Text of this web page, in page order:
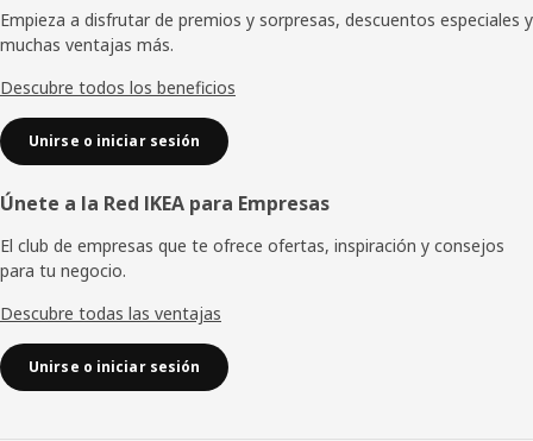
de
página
Empieza a disfrutar de premios y sorpresas, descuentos especiales y
muchas ventajas más.
Descubre todos los beneficios
Unirse o iniciar sesión
Únete a la Red IKEA para Empresas
El club de empresas que te ofrece ofertas, inspiración y consejos
para tu negocio.
Descubre todas las ventajas
Unirse o iniciar sesión